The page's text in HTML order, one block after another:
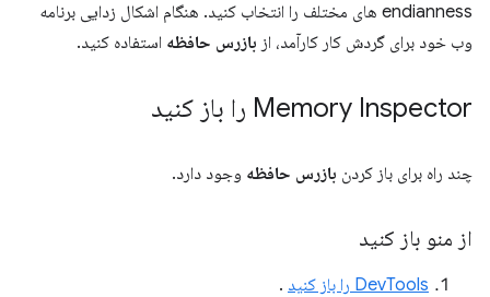
endianness های مختلف را انتخاب کنید. هنگام اشکال زدایی برنامه
وب خود برای گردش کار کارآمد، از بازرس حافظه استفاده کنید.
Memory Inspector را باز کنید
چند راه برای باز کردن بازرس حافظه وجود دارد.
از منو باز کنید
DevTools را باز کنید .